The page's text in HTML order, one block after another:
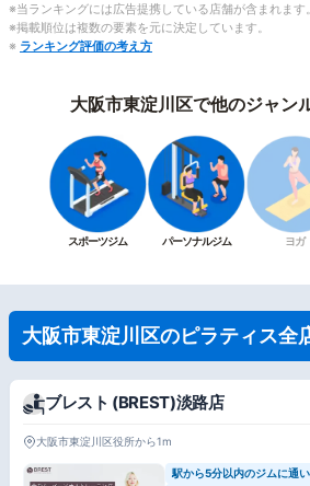
※当ランキングには広告提携している店舗が含まれます。
※掲載順位は複数の要素を元に決定しています。
※ ランキング評価の考え方
大阪市東淀川区で他のジャン
スポーツジム パーソナルジム ヨガ
大阪市東淀川区のピラティス全
ブレスト (BREST)淡路店
大阪市東淀川区役所から1m
駅から5分以内のジムに通